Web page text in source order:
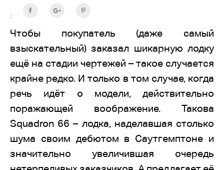
:
Чтобы покупатель (даже самый
взыскательный) заказал шикарную лодку
ещё на стадии чертежей – такое случается
крайне редко. И только в том случае, когда
речь идёт о модели, действительно
поражающей воображение. Такова
Squadron 66 – лодка, наделавшая столько
шума своим дебютом в Саутгемптоне и
значительно увеличившая очередь